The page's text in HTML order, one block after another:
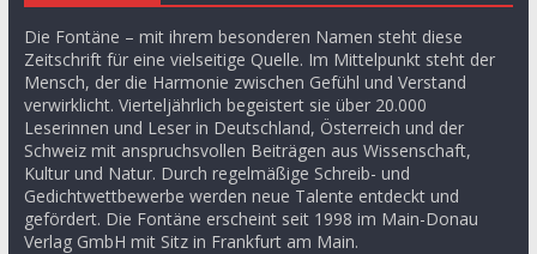
Die Fontäne – mit ihrem besonderen Namen steht diese
Zeitschrift für eine vielseitige Quelle. Im Mittelpunkt steht der
Mensch, der die Harmonie zwischen Gefühl und Verstand
verwirklicht. Vierteljährlich begeistert sie über 20.000
Leserinnen und Leser in Deutschland, Österreich und der
Schweiz mit anspruchsvollen Beiträgen aus Wissenschaft,
Kultur und Natur. Durch regelmäßige Schreib- und
Gedichtwettbewerbe werden neue Talente entdeckt und
gefördert. Die Fontäne erscheint seit 1998 im Main-Donau
Verlag GmbH mit Sitz in Frankfurt am Main.